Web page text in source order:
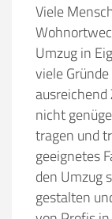
Viele
Umzug in
viele
ausreichend
nicht
tragen und
geeignetes
den Umzug
gestalten